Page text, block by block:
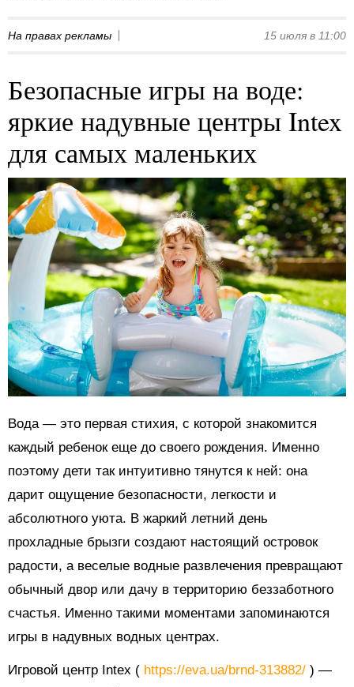
На правах рекламы 15 июля в 11:00
Безопасные игры на воде:
яркие надувные центры Intex
для самых маленьких
Вода — это первая стихия, с которой знакомится
каждый ребенок еще до своего рождения. Именно
поэтому дети так интуитивно тянутся к ней: она
дарит ощущение безопасности, легкости и
абсолютного уюта. В жаркий летний день
прохладные брызги создают настоящий островок
радости, а веселые водные развлечения превращают
обычный двор или дачу в территорию беззаботного
счастья. Именно такими моментами запоминаются
игры в надувных водных центрах.
Игровой центр Intex ( https://eva.ua/brnd-313882/ ) —